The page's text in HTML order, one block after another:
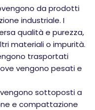
da prodotti
industriale. I
qualità e purezza,
materiali o impurità.
trasportati
vengono pesati e
sottoposti a
e compattazione